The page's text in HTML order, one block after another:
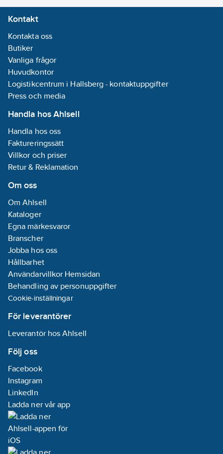
Kontakt
Kontakta oss
Butiker
Vanliga frågor
Huvudkontor
Logistikcentrum i Hallsberg - kontaktuppgifter
Press och media
Handla hos Ahlsell
Handla hos oss
Faktureringssätt
Villkor och priser
Retur & Reklamation
Om oss
Om Ahlsell
Kataloger
Egna märkesvaror
Branscher
Jobba hos oss
Hållbarhet
Användarvillkor Hemsidan
Behandling av personuppgifter
Cookie-inställningar
För leverantörer
Leverantör hos Ahlsell
Följ oss
Facebook
Instagram
LinkedIn
Ladda ner vår app